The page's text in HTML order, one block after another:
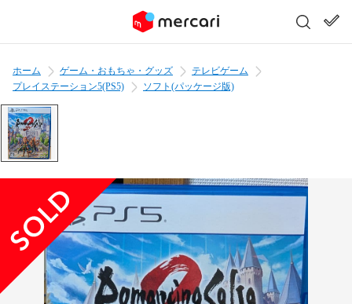
ホーム ゲーム・おもちゃ・グッズ
テレビゲーム
プレイステーション5(PS5)
ソフト(パッケージ版)